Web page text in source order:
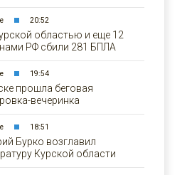
20:52
областью и еще 12
РФ сбили 281 БПЛА
19:54
прошла беговая
вечеринка
18:51
Бурко возглавил
Курской области